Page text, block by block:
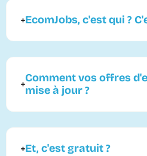
EcomJobs, c'est qui ?
Comment vos offres
mise à jour ?
Et, c'est gratuit ?